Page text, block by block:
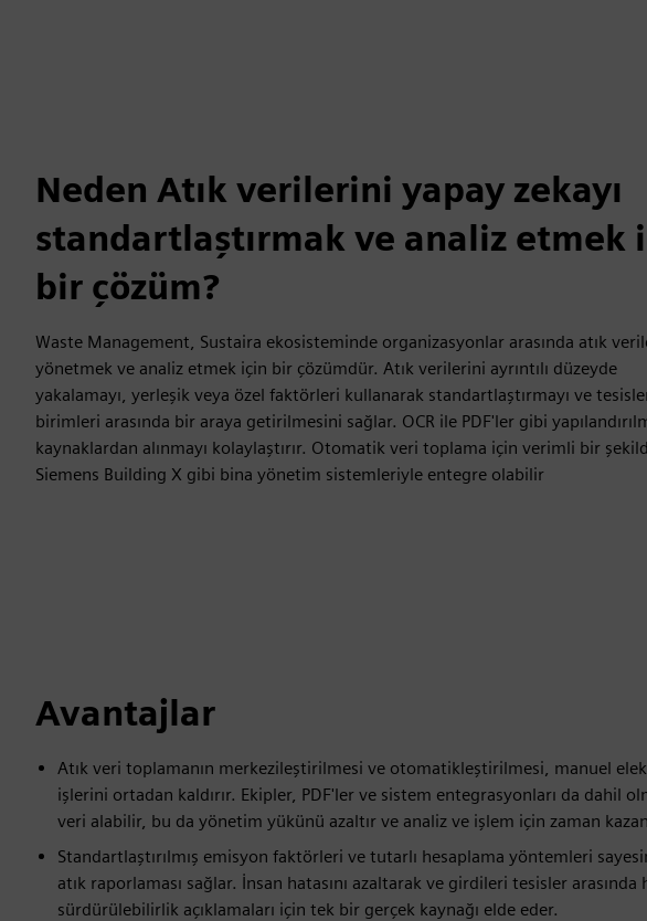
Neden Atık verilerini yapay zekayı
standartlaştırmak ve analiz etmek
bir çözüm?
Waste Management, Sustaira ekosisteminde organizasyonlar arasında atık
yönetmek ve analiz etmek için bir çözümdür. Atık verilerini ayrıntılı düzeyde
yakalamayı, yerleşik veya özel faktörleri kullanarak standartlaştırmayı ve
birimleri arasında bir araya getirilmesini sağlar. OCR ile PDF'ler gibi
kaynaklardan alınmayı kolaylaştırır. Otomatik veri toplama için verimli bir
Siemens Building X gibi bina yönetim sistemleriyle entegre olabilir
Avantajlar
Atık veri toplamanın merkezileştirilmesi ve otomatikleştirilmesi, manuel
işlerini ortadan kaldırır. Ekipler, PDF'ler ve sistem entegrasyonları da dahil
veri alabilir, bu da yönetim yükünü azaltır ve analiz ve işlem için zaman
Standartlaştırılmış emisyon faktörleri ve tutarlı hesaplama yöntemleri
atık raporlaması sağlar. İnsan hatasını azaltarak ve girdileri tesisler
sürdürülebilirlik açıklamaları için tek bir gerçek kaynağı elde eder.